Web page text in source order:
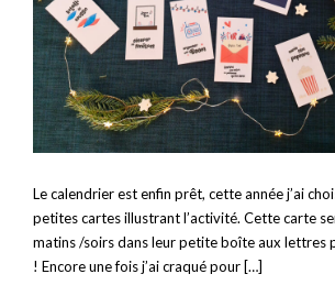
Le calendrier est enfin prêt, cette année j’ai
petites cartes illustrant l’activité. Cette carte
matins /soirs dans leur petite boîte aux lettres
! Encore une fois j’ai craqué pour […]